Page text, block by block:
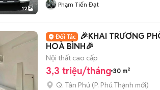
12 Phạm Tiến Đạt
🎉KHAI TRƯƠNG
HOÀ BÌNH🎉
Nội thất cao cấp
3,3 triệu/tháng 30 m²
Q. Tân Phú (P. Phú Thạnh mới)